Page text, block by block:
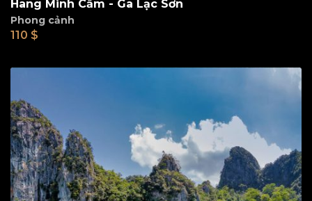
Hang Minh Cầm - Ga Lạc Sơn
Phong cảnh
110 $